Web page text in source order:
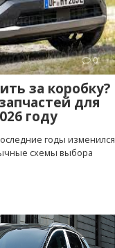
0
за коробку?
для
году
годы изменился
схемы выбора